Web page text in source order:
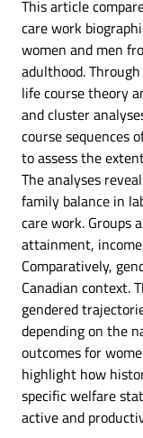
This article
care work
women and men
adulthood.
life course theory
and cluster
course sequences
to assess the
The analyses
family balance in
care work. Groups
attainment,
Comparatively,
Canadian context.
gendered
depending on the
outcomes for
highlight how
specific welfare
active and